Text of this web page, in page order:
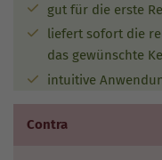
gut für die erste
liefert sofort die
das gewünschte
intuitive
Contra